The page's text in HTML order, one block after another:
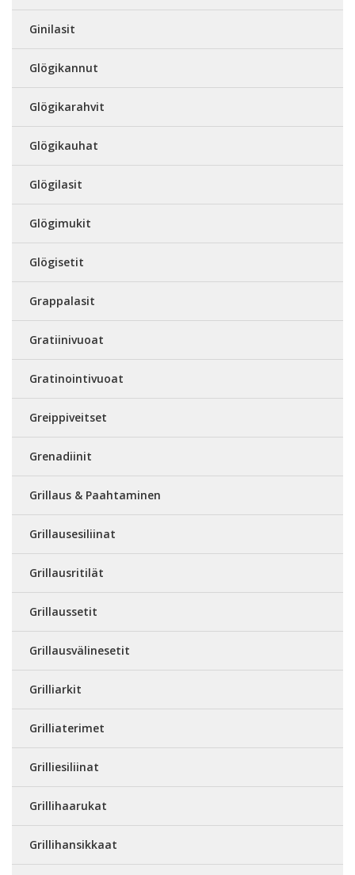
Ginilasit
Glögikannut
Glögikarahvit
Glögikauhat
Glögilasit
Glögimukit
Glögisetit
Grappalasit
Gratiinivuoat
Gratinointivuoat
Greippiveitset
Grenadiinit
Grillaus & Paahtaminen
Grillausesiliinat
Grillausritilät
Grillaussetit
Grillausvälinesetit
Grilliarkit
Grilliaterimet
Grilliesiliinat
Grillihaarukat
Grillihansikkaat